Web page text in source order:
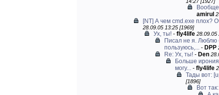
Вообще
amirul
[NT] А чем cmd.exe плох?
28.09.05 13:25 [1969]
Ух, ты! - fly4life 28.09.05
Писал не я.
пользуюсь,... - DPP
Re: Ух, ты! - Den
Больше
могу... - fly4life
Тады вот:
[1896]
Вот так: